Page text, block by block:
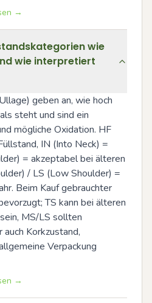
→
wie
wie interpretiert
geben an, wie hoch
steht und sind ein
mögliche Oxidation. HF
IN (Into Neck) =
= akzeptabel bei älteren
/ LS (Low Shoulder) =
Beim Kauf gebrauchter
TS kann bei älteren
MS/LS sollten
Korkzustand,
Verpackung
→